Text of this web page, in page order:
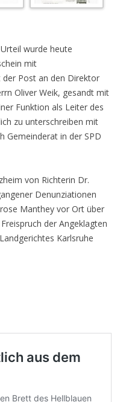
wurde heute
mit
Post an den Direktor
Oliver Weik, gesandt mit
Funktion als Leiter des
zu unterschreiben mit
Gemeinderat in der SPD
von Richterin Dr.
Denunziationen
Manthey vor Ort über
der Angeklagten
Karlsruhe